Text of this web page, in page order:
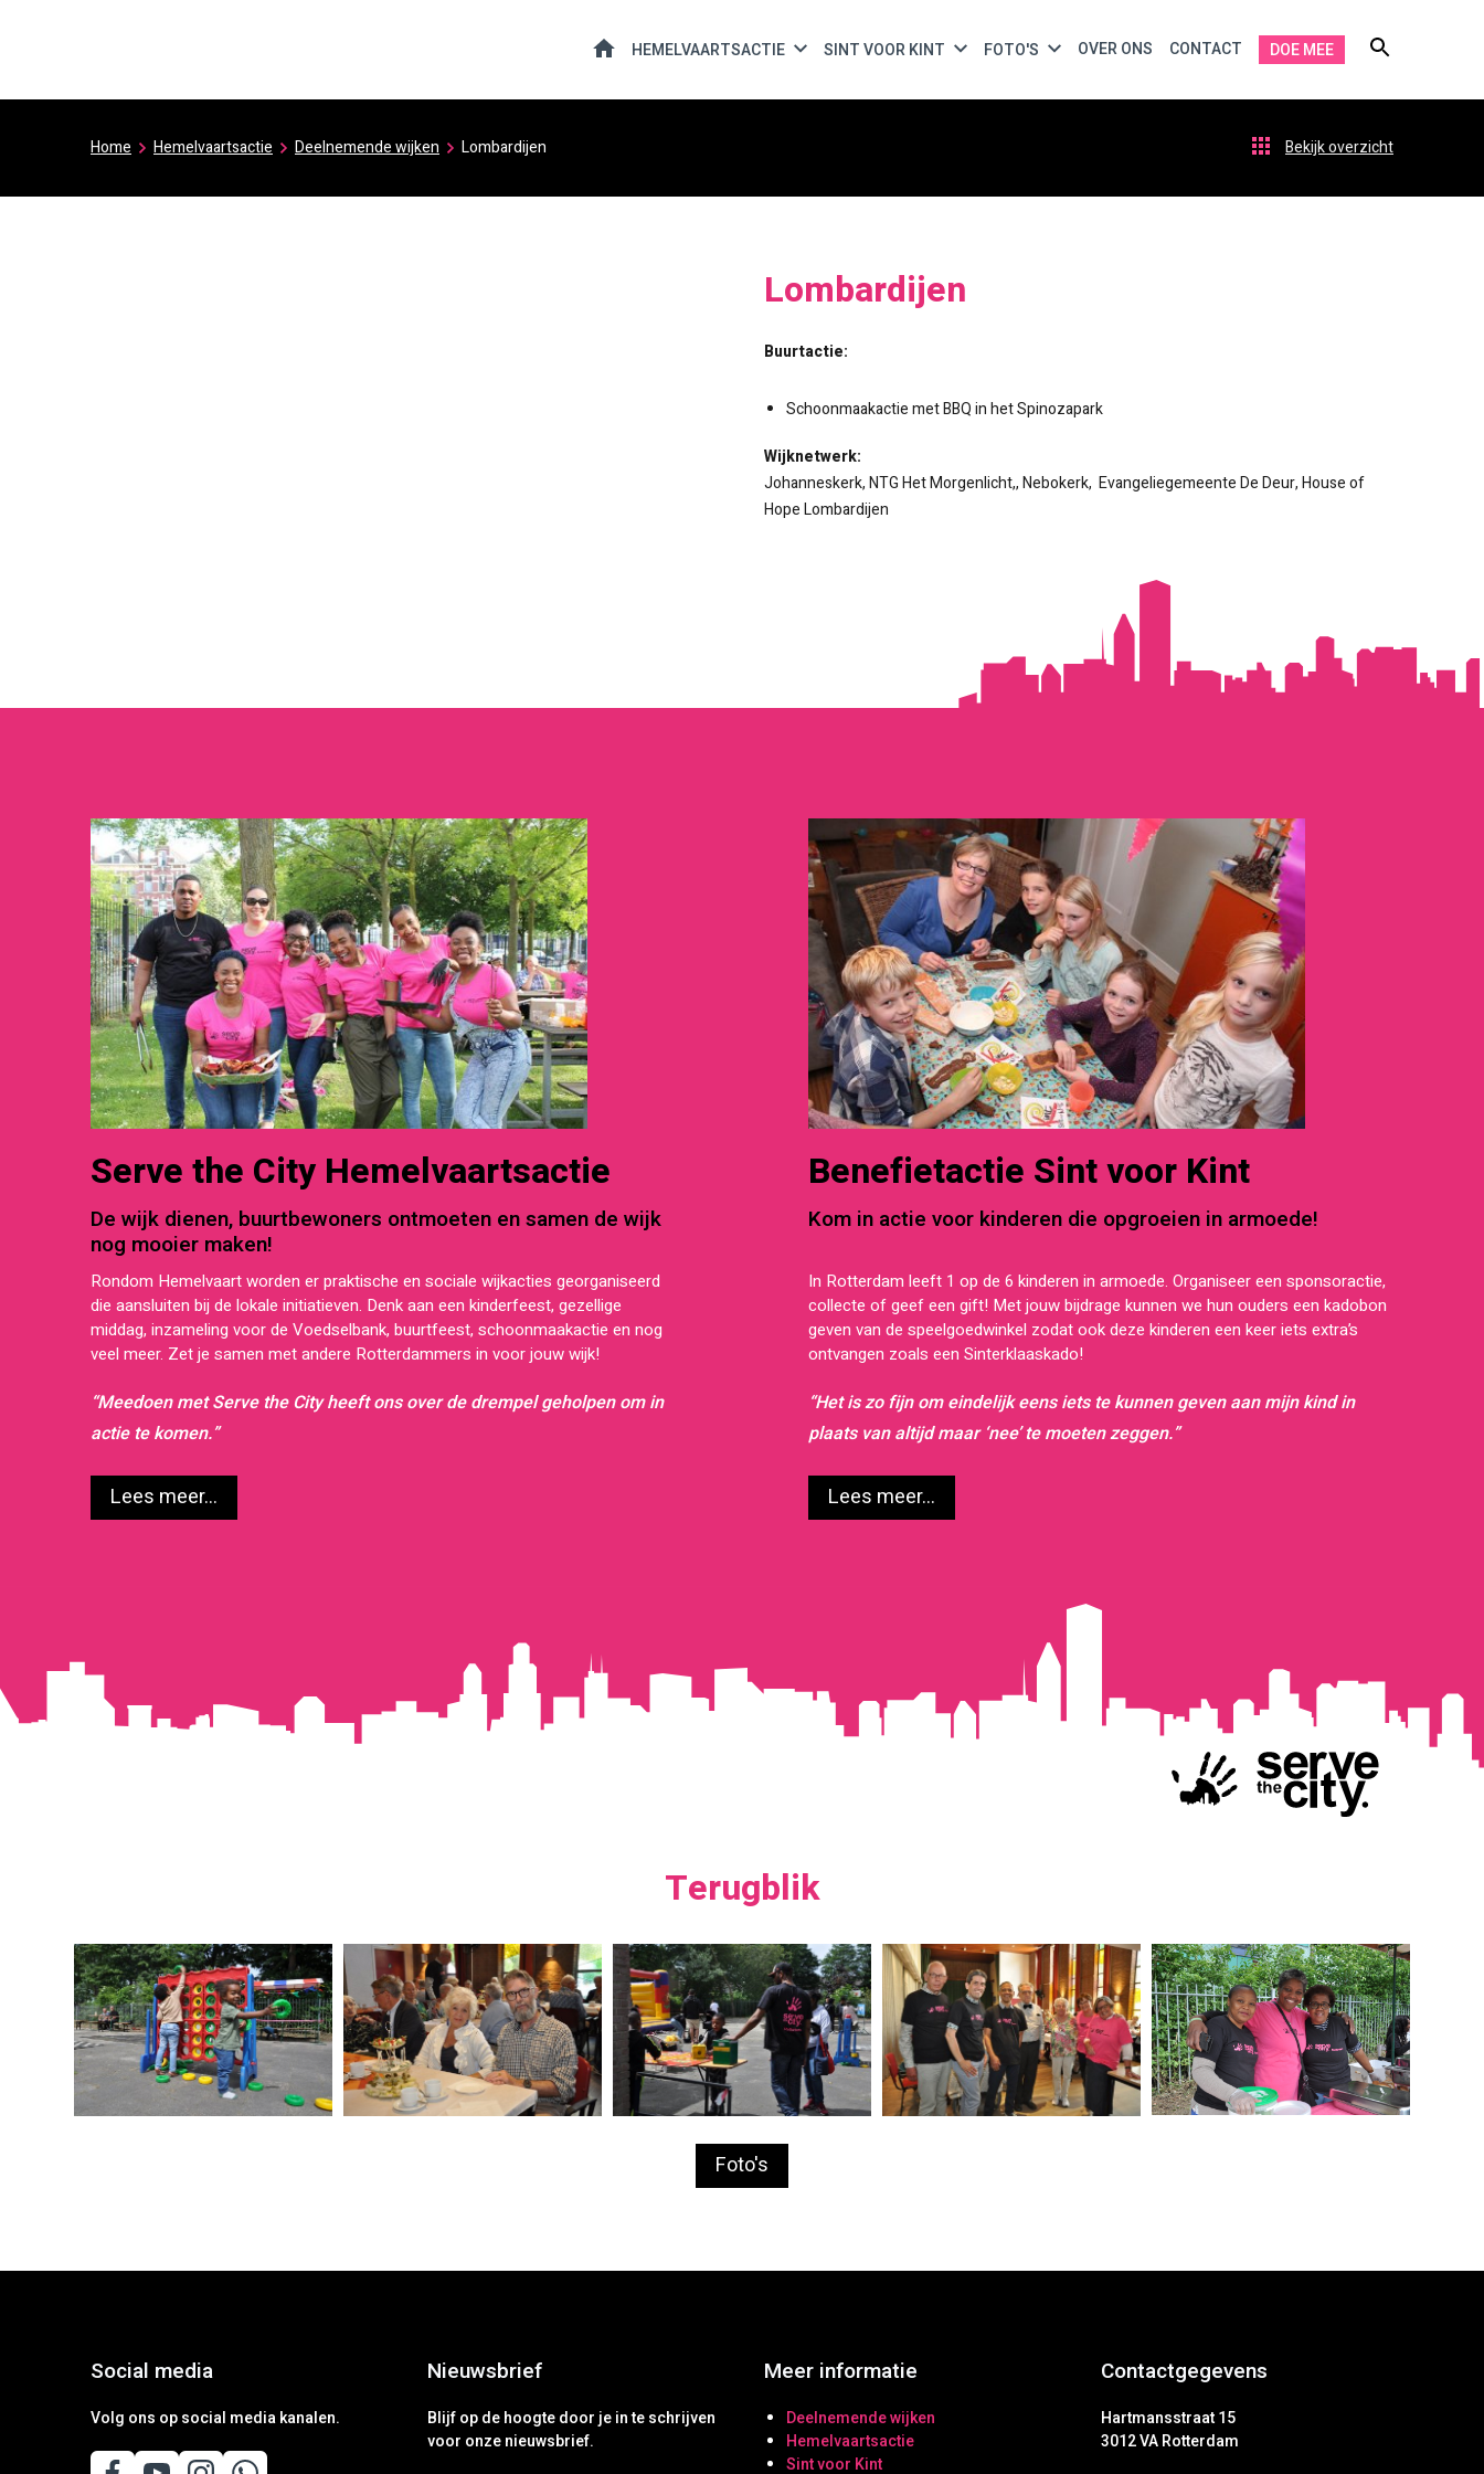
HOMEHEMELVAARTSACTIE SINT VOOR KINT FOTO'S OVER ONS CONTACT DOE MEE
Home Hemelvaartsactie Deelnemende wijken Lombardijen Bekijk overzicht
Lombardijen
Buurtactie:
Schoonmaakactie met BBQ in het Spinozapark
Wijknetwerk:
Johanneskerk, NTG Het Morgenlicht,, Nebokerk, Evangeliegemeente De Deur, House of
Hope Lombardijen
Serve the City Hemelvaartsactie
De wijk dienen, buurtbewoners ontmoeten en samen de wijk
nog mooier maken!
Rondom Hemelvaart worden er praktische en sociale wijkacties georganiseerd
die aansluiten bij de lokale initiatieven. Denk aan een kinderfeest, gezellige
middag, inzameling voor de Voedselbank, buurtfeest, schoonmaakactie en nog
veel meer. Zet je samen met andere Rotterdammers in voor jouw wijk!
“Meedoen met Serve the City heeft ons over de drempel geholpen om in
actie te komen.”
Lees meer...
Benefietactie Sint voor Kint
Kom in actie voor kinderen die opgroeien in armoede!
In Rotterdam leeft 1 op de 6 kinderen in armoede. Organiseer een sponsoractie,
collecte of geef een gift! Met jouw bijdrage kunnen we hun ouders een kadobon
geven van de speelgoedwinkel zodat ook deze kinderen een keer iets extra’s
ontvangen zoals een Sinterklaaskado!
“Het is zo fijn om eindelijk eens iets te kunnen geven aan mijn kind in
plaats van altijd maar ‘nee’ te moeten zeggen.”
Lees meer...
Terugblik
Foto's
Social media
Volg ons op social media kanalen.
Nieuwsbrief
Blijf op de hoogte door je in te schrijven
voor onze nieuwsbrief.
Meer informatie
Deelnemende wijken
Hemelvaartsactie
Sint voor Kint
Contactgegevens
Hartmansstraat 15
3012 VA Rotterdam